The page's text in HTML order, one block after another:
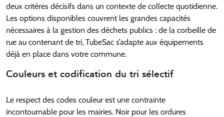
deux critères décisifs dans un contexte de collecte quotidienne.
Les options disponibles couvrent les grandes capacités
nécessaires à la gestion des déchets publics : de la corbeille de
rue au contenant de tri, TubeSac s’adapte aux équipements
déjà en place dans votre commune.
Couleurs et codification du tri sélectif
Le respect des codes couleur est une contrainte
incontournable pour les mairies. Noir pour les ordures